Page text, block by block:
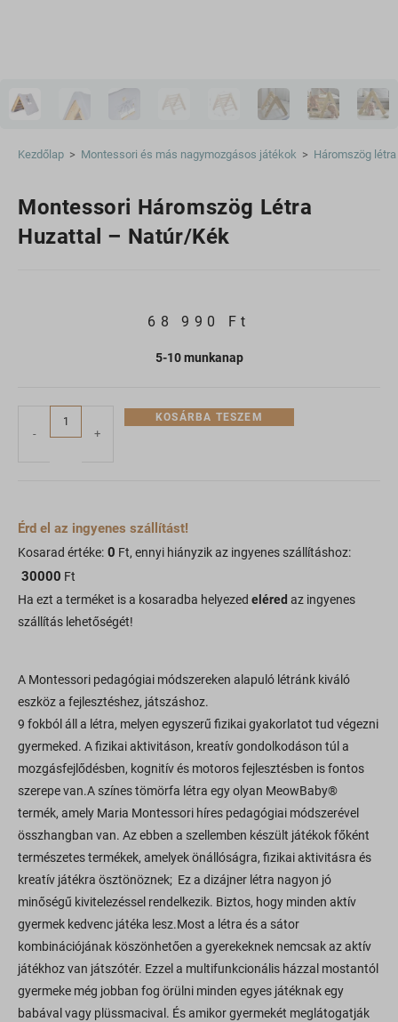
Kezdőlap > Montessori és más nagymozgásos játékok > Háromszög létra
Montessori Háromszög Létra
Huzattal – Natúr/kék
68 990 Ft
5-10 munkanap
- +
KOSÁRBA TESZEM
Érd el az ingyenes szállítást!
Kosarad értéke: 0 Ft, ennyi hiányzik az ingyenes szállításhoz:
30000 Ft
Ha ezt a terméket is a kosaradba helyezed eléred az ingyenes
szállítás lehetőségét!
A Montessori pedagógiai módszereken alapuló létránk kiváló
eszköz a fejlesztéshez, játszáshoz.
9 fokból áll a létra, melyen egyszerű fizikai gyakorlatot tud végezni
gyermeked. A fizikai aktivitáson, kreatív gondolkodáson túl a
mozgásfejlődésben, kognitív és motoros fejlesztésben is fontos
szerepe van.A színes tömörfa létra egy olyan MeowBaby®
termék, amely Maria Montessori híres pedagógiai módszerével
összhangban van. Az ebben a szellemben készült játékok főként
természetes termékek, amelyek önállóságra, fizikai aktivitásra és
kreatív játékra ösztönöznek; Ez a dizájner létra nagyon jó
minőségű kivitelezéssel rendelkezik. Biztos, hogy minden aktív
gyermek kedvenc játéka lesz.Most a létra és a sátor
kombinációjának köszönhetően a gyerekeknek nemcsak az aktív
játékhoz van játszótér. Ezzel a multifunkcionális házzal mostantól
gyermeke még jobban fog örülni minden egyes játéknak egy
babával vagy plüssmacival. És amikor gyermekét meglátogatják